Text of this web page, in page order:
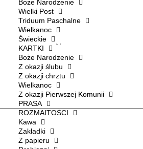
Boże Narodzenie
Wielki Post
Triduum Paschalne
Wielkanoc
Świeckie
KARTKI
Boże Narodzenie
Z okazji ślubu
Z okazji chrztu
Wielkanoc
Z okazji Pierwszej Komunii
PRASA
ROZMAITOŚCI
Kawa
Zakładki
Z papieru
KRAJEWSKA
10,00ZŁ
2 szt. dostępne
ilość
Jezu,
pamiętaj
o
mnie
Autor obrazu